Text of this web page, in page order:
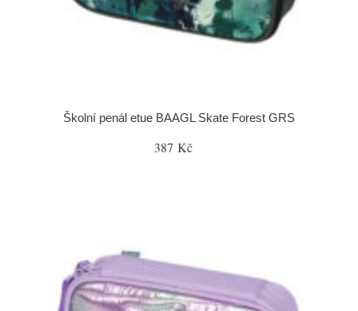
Školní penál etue BAAGL Skate Forest GRS
387 Kč